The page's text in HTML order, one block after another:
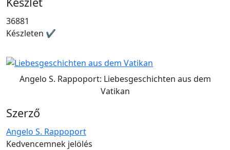
36881
Készleten ✔
Angelo S. Rappoport: Liebesgeschichten aus dem
Vatikan
Szerző
Angelo S. Rappoport
Kedvencemnek jelölés